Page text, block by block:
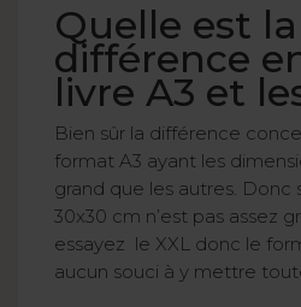
Quelle est la
différence
livre A3 et
Bien sûr la différence
format A3 ayant les
grand que les autres. Donc
30x30 cm n’est pas assez
essayez le XXL donc le
aucun souci à y mettre